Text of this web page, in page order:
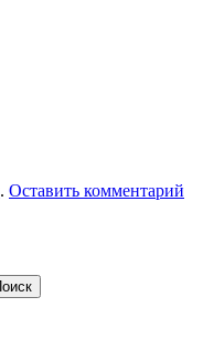
. Оставить комментарий